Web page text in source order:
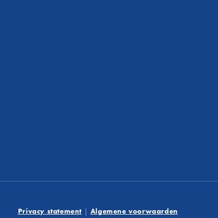
Privacy statement | Algemene voorwaarden